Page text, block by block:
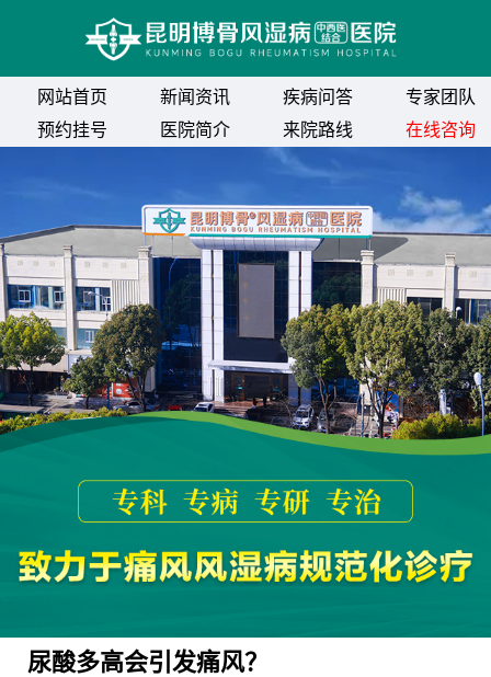
网站首页 新闻资讯 疾病问答
专家团队
预约挂号
医院简介 来院路线 在线咨询
尿酸多高会引发痛风？